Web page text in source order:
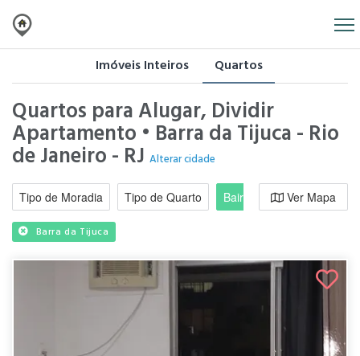
Imóveis Inteiros Quartos
Quartos para Alugar, Dividir
Apartamento • Barra da Tijuca - Rio
de Janeiro - RJ Alterar cidade
Tipo de Moradia Tipo de Quarto Bairro / RegiãoVer Mapa
Barra da Tijuca